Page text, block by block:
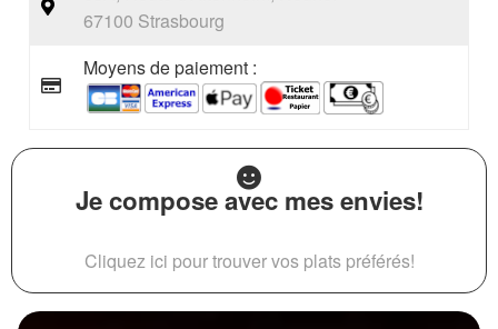
67100 Strasbourg
Moyens de paiement :
Je compose avec mes envies!
Cliquez ici pour trouver vos plats préférés!